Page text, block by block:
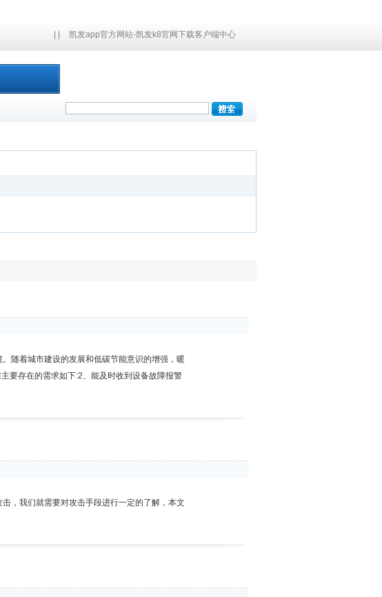
凯发app官方网站-凯发k8官网下载客户端中心
随着城市建设的发展和低碳节能意识的增强，暖
要存在的需求如下:2、能及时收到设备故障报警
，我们就需要对攻击手段进行一定的了解，本文